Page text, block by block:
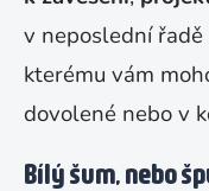
v neposlední řadě
kterému vám
dovolené nebo v
Bílý šum, nebo